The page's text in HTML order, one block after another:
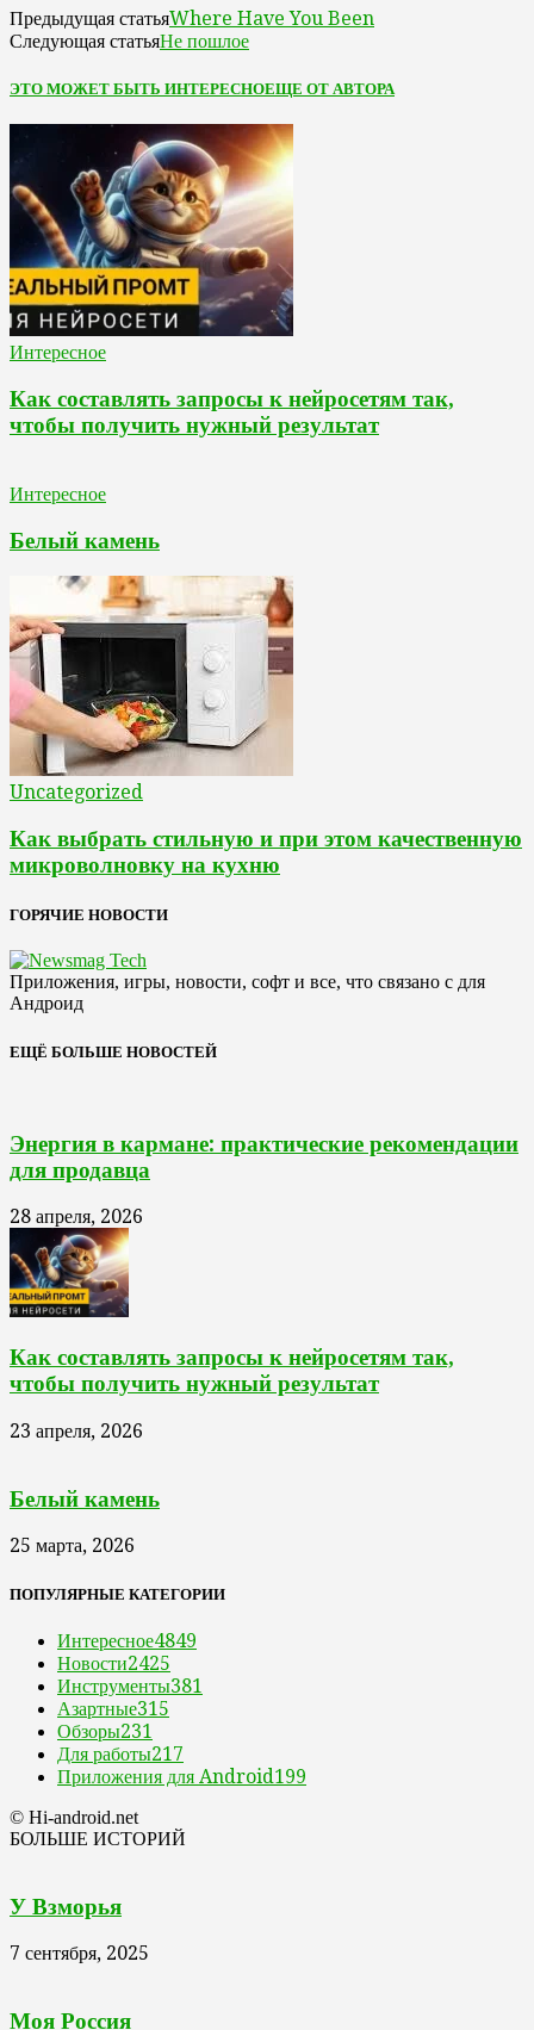
Предыдущая статьяWhere Have You Been
Следующая статьяНе пошлое
ЭТО МОЖЕТ БЫТЬ ИНТЕРЕСНОЕЩЕ ОТ АВТОРА
Интересное
Как составлять запросы к нейросетям так,
чтобы получить нужный результат
Интересное
Белый камень
Uncategorized
Как выбрать стильную и при этом качественную
микроволновку на кухню
ГОРЯЧИЕ НОВОСТИ
Приложения, игры, новости, софт и все, что связано с для
Андроид
ЕЩЁ БОЛЬШЕ НОВОСТЕЙ
Энергия в кармане: практические рекомендации
для продавца
28 апреля, 2026
Как составлять запросы к нейросетям так,
чтобы получить нужный результат
23 апреля, 2026
Белый камень
25 марта, 2026
ПОПУЛЯРНЫЕ КАТЕГОРИИ
Интересное4849
Новости2425
Инструменты381
Азартные315
Обзоры231
Для работы217
Приложения для Android199
© Hi-android.net
БОЛЬШЕ ИСТОРИЙ
У Взморья
7 сентября, 2025
Моя Россия